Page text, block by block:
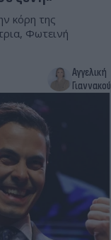
κόρη της
Φωτεινή
Αγγελική
Γιαννακού